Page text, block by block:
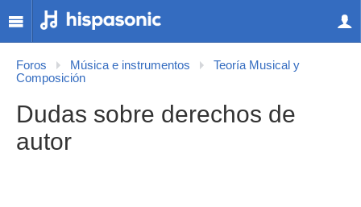
Foros Música e instrumentos
Teoría Musical y
Composición
Dudas sobre derechos de
autor